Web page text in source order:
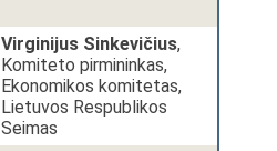
Virginijus Sinkevičius,
Komiteto pirmininkas,
Ekonomikos komitetas,
Lietuvos Respublikos
Seimas